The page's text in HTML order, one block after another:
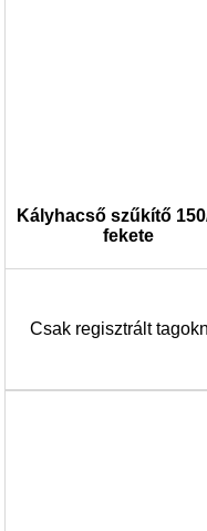
Kályhacső szűkítő
fekete
Csak regisztrált